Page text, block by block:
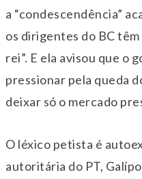
a “condescendência”
os dirigentes do BC
rei”. E ela avisou que o
pressionar pela queda
deixar só o mercado
O léxico petista é
autoritária do PT,